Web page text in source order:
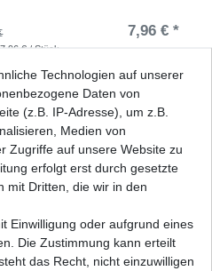
7,96 € *
€ / Stück
HF138C HF 138C Chrom
12,82 € *
Technologien auf unserer
Daten von
(z.B. IP-Adresse), um z.B.
Medien von
Zugriffe auf unsere Website zu
erfolgt erst durch gesetzte
mit Dritten, die wir in den
Einwilligung oder aufgrund eines
Die Zustimmung kann erteilt
das Recht, nicht einzuwilligen